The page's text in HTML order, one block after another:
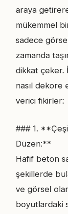
araya
mükemmel
sadece
zamanda
dikkat çeker.
nasıl dekore
verici fikirler:
### 1.
Düzen:**
Hafif beton
şekillerde
ve görsel
boyutlardaki